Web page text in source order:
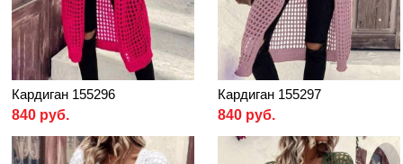
Кардиган 155296
840 руб.
Кардиган 155297
840 руб.